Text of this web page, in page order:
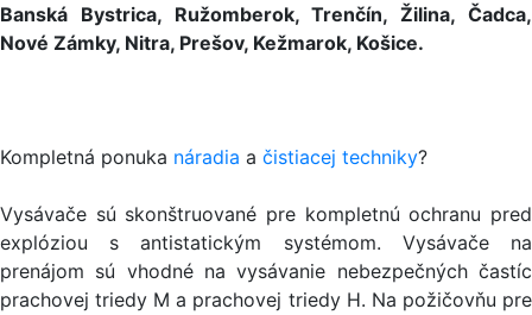
Banská Bystrica, Ružomberok, Trenčín, Žilina, Čadca,
Nové Zámky, Nitra, Prešov, Kežmarok, Košice.
Kompletná ponuka náradia a čistiacej techniky?
Vysávače sú skonštruované pre kompletnú ochranu pred
explóziou s antistatickým systémom. Vysávače na
prenájom sú vhodné na vysávanie nebezpečných častíc
prachovej triedy M a prachovej triedy H. Na požičovňu pre